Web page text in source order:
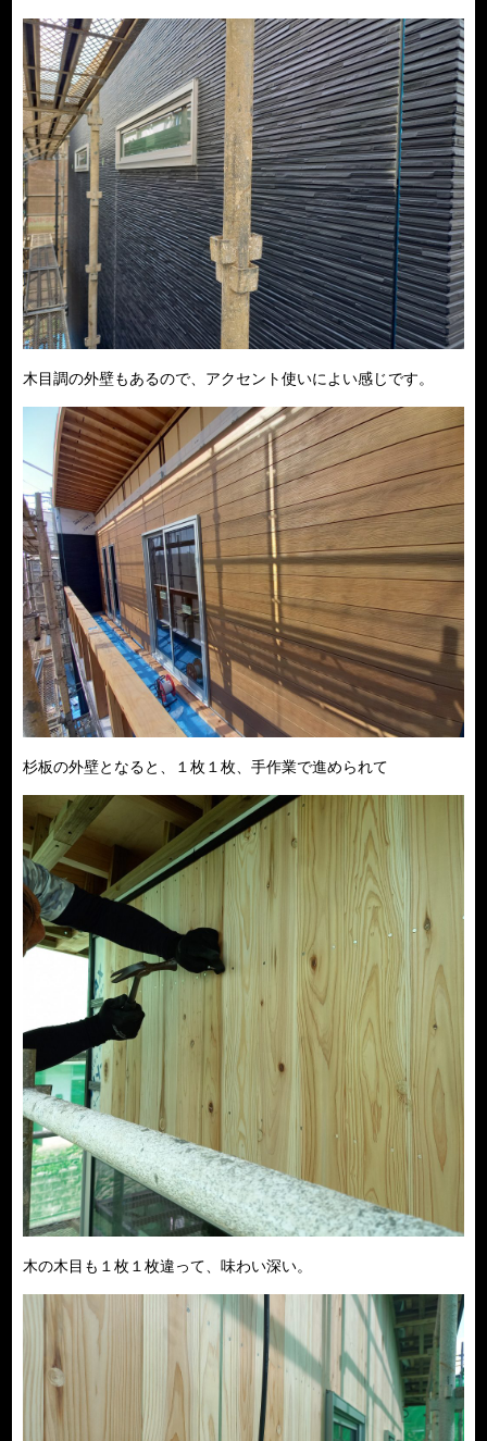
木目調の外壁もあるので、アクセント使いによい感じです。
杉板の外壁となると、１枚１枚、手作業で進められて
木の木目も１枚１枚違って、味わい深い。